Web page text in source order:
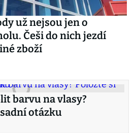
už nejsou jen o
Češi do nich jezdí
zboží
barvu na vlasy?
otázku